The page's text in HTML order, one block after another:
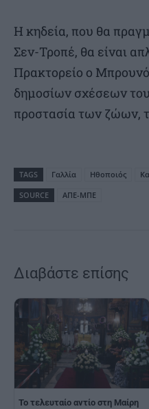
Η κηδεία, που θα
Σεν-Τροπέ, θα είναι
Πρακτορείο ο
δημοσίων σχέσεων
προστασία των ζώων,
TAGS Γαλλία Ηθοποιός
SOURCE
ΑΠΕ-ΜΠΕ
Διαβάστε επίσης
Το τελευταίο αντίο στη Μαίρη